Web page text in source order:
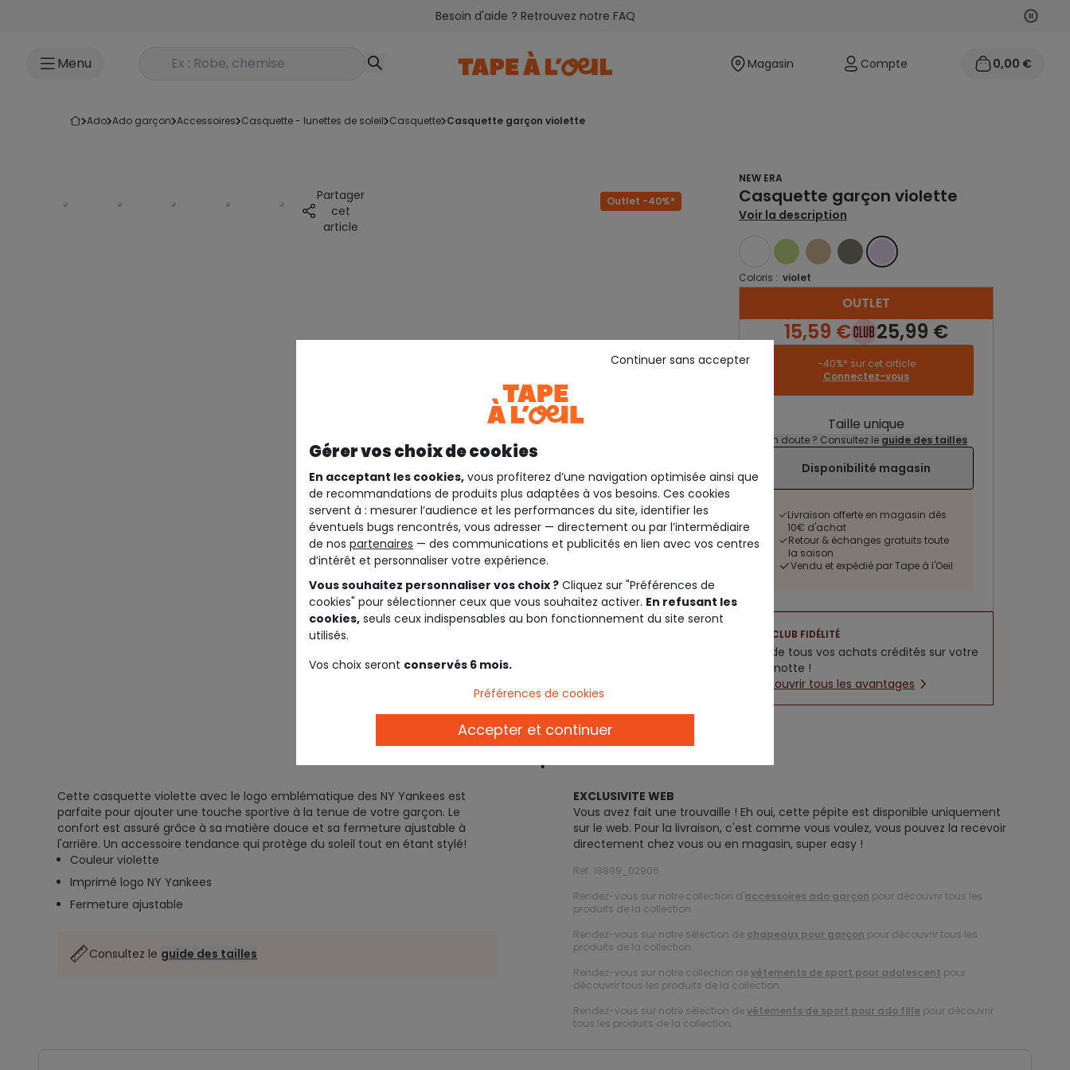
Besoin d'aide ? Retrouvez notre FAQ
Menu Rechercher un produit Magasin Compte 0,00 €
ado ado garçon accessoires casquette - lunettes de soleil casquette casquette garçon violette
Partager
cet
article
Outlet -40%*
NEW ERA
Casquette garçon violette
Voir la description
BLANCVERT BEIGEVERTVIOLET
Coloris : violet
OUTLET
15,59 € 25,99 €
-40%* sur cet article
Connectez-vous
Taille unique
Un doute ? Consultez le guide des tailles
Disponibilité magasin
Livraison offerte en magasin dès
10€ d'achat
Retour & échanges gratuits toute
la saison
Vendu et expédié par Tape à l'Oeil
CLUB FIDÉLITÉ
5% de tous vos achats crédités sur votre
cagnotte !
Découvrir tous les avantages
Cette casquette violette avec le logo emblématique des NY Yankees est
parfaite pour ajouter une touche sportive à la tenue de votre garçon. Le
confort est assuré grâce à sa matière douce et sa fermeture ajustable à
l'arrière. Un accessoire tendance qui protège du soleil tout en étant stylé!
Couleur violette
Imprimé logo NY Yankees
Fermeture ajustable
Consultez le guide des tailles
EXCLUSIVITE WEB
Vous avez fait une trouvaille ! Eh oui, cette pépite est disponible uniquement
sur le web. Pour la livraison, c'est comme vous voulez, vous pouvez la recevoir
directement chez vous ou en magasin, super easy !
Ref. 18899_02906
Rendez-vous sur notre collection d'accessoires ado garçon pour découvrir tous les
produits de la collection.
Rendez-vous sur notre sélection de chapeaux pour garçon pour découvrir tous les
produits de la collection.
Rendez-vous sur notre collection devêtements de sport pour adolescent pour
découvrir tous les produits de la collection.
Rendez-vous sur notre sélection devêtements de sport pour ado fille pour découvrir
tous les produits de la collection.
Gérer vos choix de cookies
En acceptant les cookies, vous profiterez d’une navigation optimisée ainsi que
de recommandations de produits plus adaptées à vos besoins. Ces cookies
servent à : mesurer l’audience et les performances du site, identifier les
éventuels bugs rencontrés, vous adresser — directement ou par l’intermédiaire
de nos partenaires — des communications et publicités en lien avec vos centres
d’intérêt et personnaliser votre expérience.
Vous souhaitez personnaliser vos choix ? Cliquez sur "Préférences de
cookies" pour sélectionner ceux que vous souhaitez activer. En refusant les
cookies, seuls ceux indispensables au bon fonctionnement du site seront
utilisés.
Vos choix seront conservés 6 mois.
Continuer sans accepter
Préférences de cookies
Accepter et continuer